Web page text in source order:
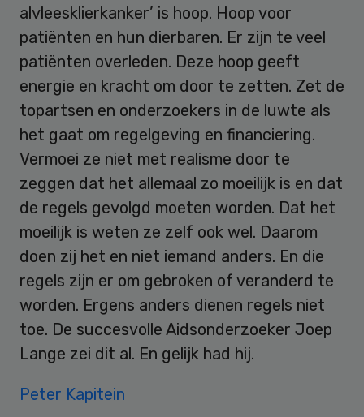
alvleesklierkanker’ is hoop. Hoop voor
patiënten en hun dierbaren. Er zijn te veel
patiënten overleden. Deze hoop geeft
energie en kracht om door te zetten. Zet de
topartsen en onderzoekers in de luwte als
het gaat om regelgeving en financiering.
Vermoei ze niet met realisme door te
zeggen dat het allemaal zo moeilijk is en dat
de regels gevolgd moeten worden. Dat het
moeilijk is weten ze zelf ook wel. Daarom
doen zij het en niet iemand anders. En die
regels zijn er om gebroken of veranderd te
worden. Ergens anders dienen regels niet
toe. De succesvolle Aidsonderzoeker Joep
Lange zei dit al. En gelijk had hij.
Peter Kapitein